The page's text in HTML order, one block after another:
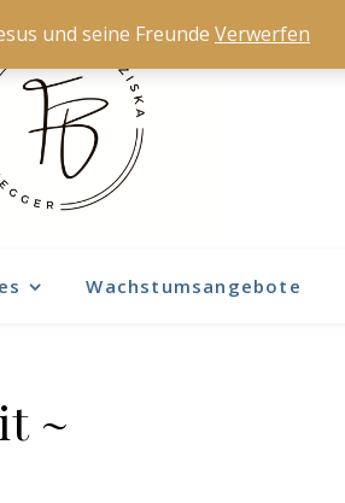
Wachstumsangebote
~
und seine Freunde Verwerfen